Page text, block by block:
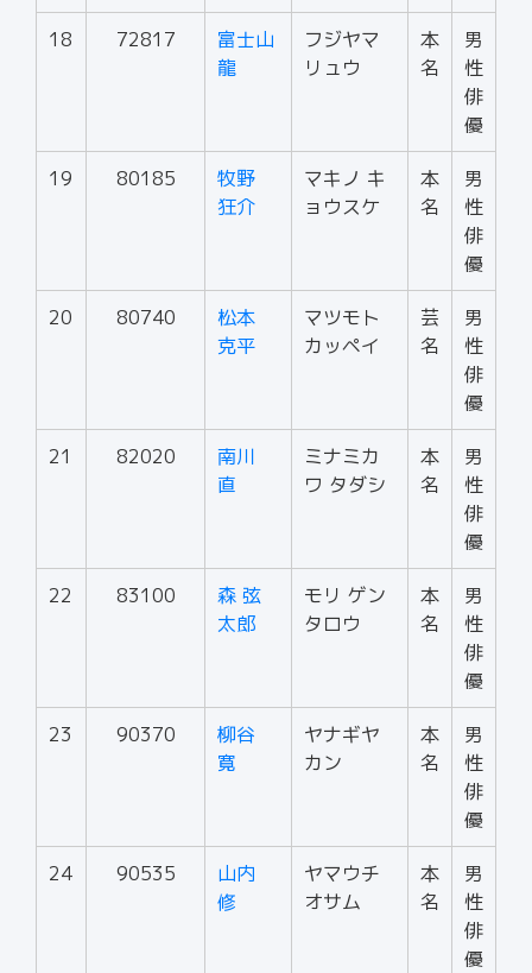
18 72817
富士山
龍
フジヤマ
リュウ
本
名
男
性
俳
優
19 80185
牧野
狂介
マキノ キ
ョウスケ
本
名
男
性
俳
優
20 80740
松本
克平
マツモト
カッペイ
芸
名
男
性
俳
優
21 82020
南川
直
ミナミカ
ワ タダシ
本
名
男
性
俳
優
22 83100
森 弦
太郎
モリ ゲン
タロウ
本
名
男
性
俳
優
23 90370
柳谷
寛
ヤナギヤ
カン
本
名
男
性
俳
優
24 90535
山内
修
ヤマウチ
オサム
本
名
男
性
俳
優